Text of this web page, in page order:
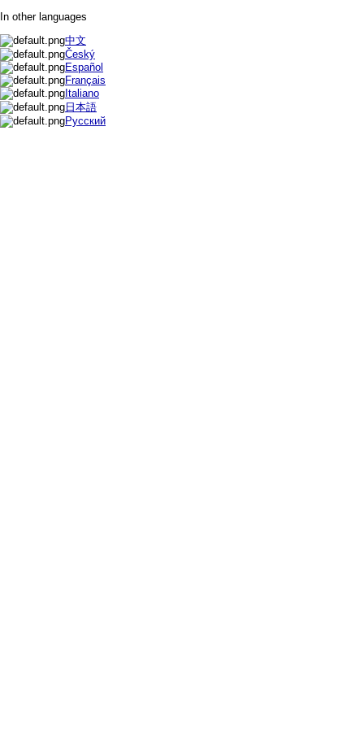
In other languages
中文
Český
Español
Français
Italiano
日本語
Русский